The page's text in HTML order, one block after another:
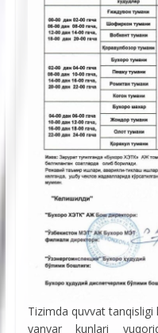
Tizimda quvvat
yanvar kunlari